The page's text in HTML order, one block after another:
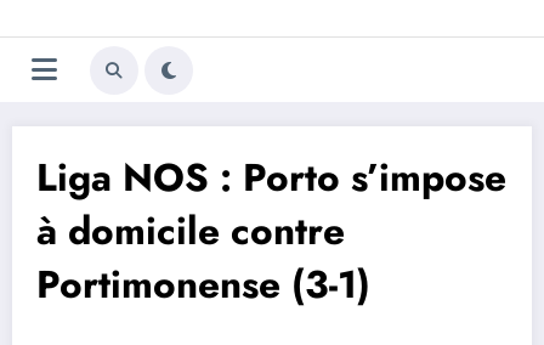
au
contenu
Trivela
L'actualité du football
Liga NOS : Porto s’impose
à domicile contre
Portimonense (3-1)